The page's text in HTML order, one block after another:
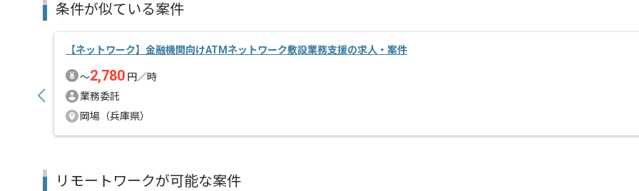
条件が似ている案件
【ネットワーク】金融機関向けATMネットワーク敷設業務支援の求人・案件
〜2,780 円／時
業務委託
岡場（兵庫県）
リモートワークが可能な案件